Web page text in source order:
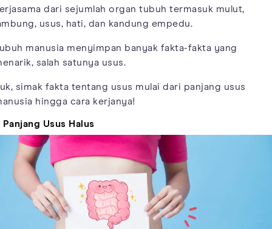
dari sejumlah organ tubuh termasuk mulut,
usus, hati, dan kandung empedu.
manusia menyimpan banyak fakta-fakta yang
salah satunya usus.
simak fakta tentang usus mulai dari panjang usus
hingga cara kerjanya!
Panjang Usus Halus